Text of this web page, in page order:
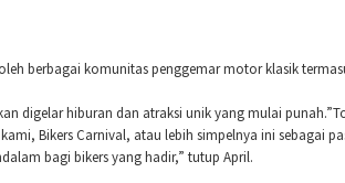
berbagai komunitas penggemar motor klasik
digelar hiburan dan atraksi unik yang mulai
Bikers Carnival, atau lebih simpelnya ini sebagai
bagi bikers yang hadir,” tutup April.